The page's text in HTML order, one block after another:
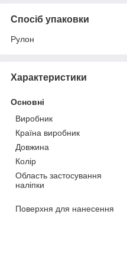
Спосіб упаковки
Рулон
Характеристики
Основні
Виробник
Країна виробник
Довжина
Колір
Область застосування
наліпки
Поверхня для нанесення